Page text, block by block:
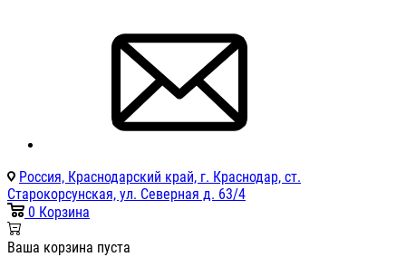
Россия, Краснодарский край, г. Краснодар, ст.
Старокорсунская, ул. Северная д. 63/4
0 Корзина
Ваша корзина пуста